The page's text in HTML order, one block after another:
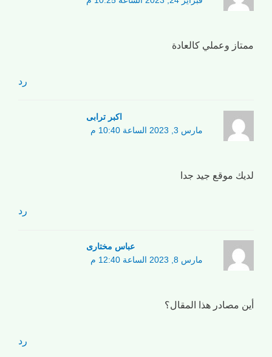
ممتاز وعملي كالعادة
رد
اکبر ترابی
مارس 3, 2023 الساعة 10:40 م
لديك موقع جيد جدا
رد
عباس مختاری
مارس 8, 2023 الساعة 12:40 م
أين مصادر هذا المقال؟
رد